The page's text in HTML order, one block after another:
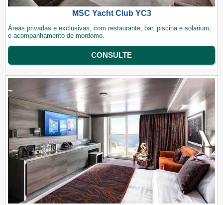
MSC Yacht Club YC3
Áreas privadas e exclusivas, com restaurante, bar, piscina e solarium;
e acompanhamento de mordomo.
CONSULTE